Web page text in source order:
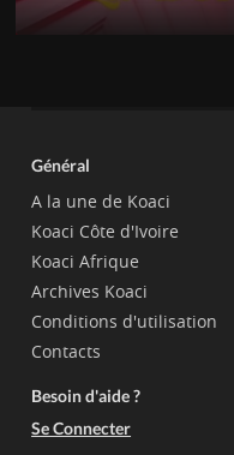
Général
A la une de Koaci
Koaci Côte d'Ivoire
Koaci Afrique
Archives Koaci
Conditions d'utilisation
Contacts
Besoin d'aide ?
Se Connecter